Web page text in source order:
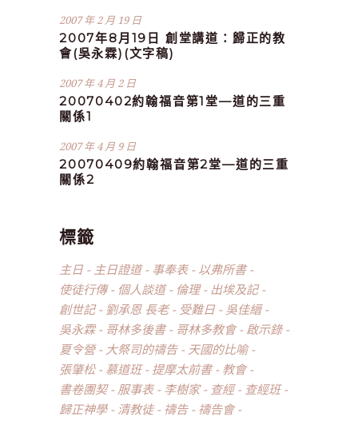
2007 年 2 月 19 日
2007年8月19日 創堂講道：歸正的教
會(吳永霖)(文字稿)
2007 年 4 月 2 日
20070402約翰福音第1堂—道的三重
關係1
2007 年 4 月 9 日
20070409約翰福音第2堂—道的三重
關係2
標籤
主日 主日證道 事奉表
以弗所書
使徒行傳
個人談道 倫理
出埃及記
創世記
劉承恩 長老 受難日
吳佳縉
吳永霖
哥林多後書 哥林多教會
啟示錄
夏令營
大祭司的禱告
天國的比喻
張肇松
慕道班 提摩太前書
教會
書卷團契
服事表 李樹家 查經
查經班
歸正神學
清教徒 禱告
禱告會